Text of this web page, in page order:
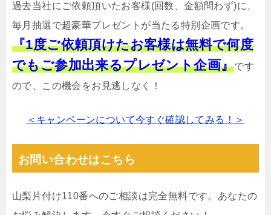
過去当社にご依頼頂いたお客様(回数、金額問わず)に、
毎月抽選で超豪華プレゼントが当たる特別企画です。
『1度ご依頼頂けたお客様は無料で何度
でもご参加出来るプレゼント企画』です
ので、この機会をお見逃しなく！
＜キャンペーンについて今すぐ確認してみる！＞
お問い合わせはこちら
山梨片付け110番へのご相談は完全無料です。あなたの